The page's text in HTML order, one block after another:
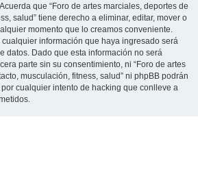
que “Foro de artes marciales, deportes de
salud” tiene derecho a eliminar, editar, mover o
momento que lo creamos conveniente.
información que haya ingresado será
datos. Dado que esta información no será
parte sin su consentimiento, ni “Foro de artes
musculación, fitness, salud” ni phpBB podrán
cualquier intento de hacking que conlleve a